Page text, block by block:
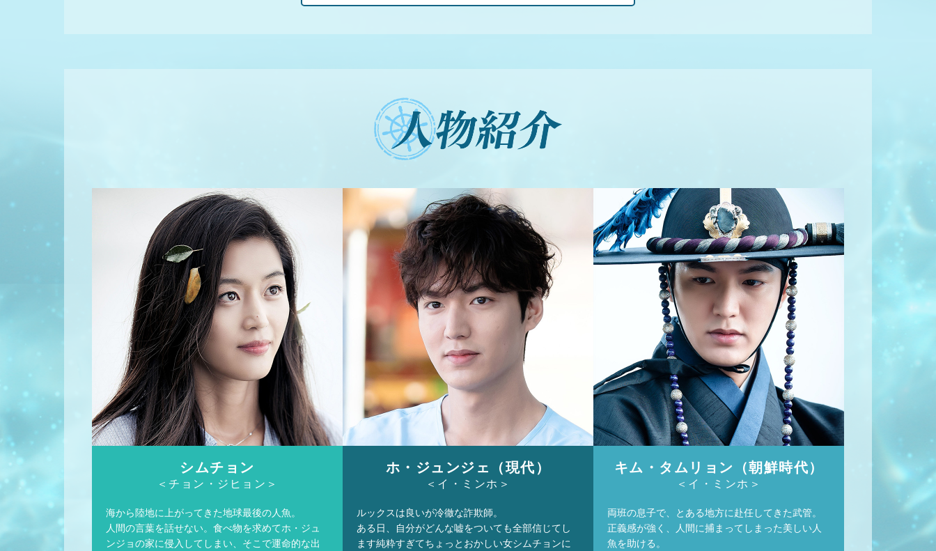
シムチョン
＜チョン・ジヒョン＞
海から陸地に上がってきた地球最後の人魚。
人間の言葉を話せない。食べ物を求めてホ・ジュ
ンジョの家に侵入してしまい、そこで運命的な出
ホ・ジュンジェ（現代）
＜イ・ミンホ＞
ルックスは良いが冷徹な詐欺師。
ある日、自分がどんな嘘をついても全部信じてし
ます純粋すぎてちょっとおかしい女シムチョンに
キム・タムリョン（朝鮮時代）
＜イ・ミンホ＞
両班の息子で、とある地方に赴任してきた武管。
正義感が強く、人間に捕まってしまった美しい人
魚を助ける。